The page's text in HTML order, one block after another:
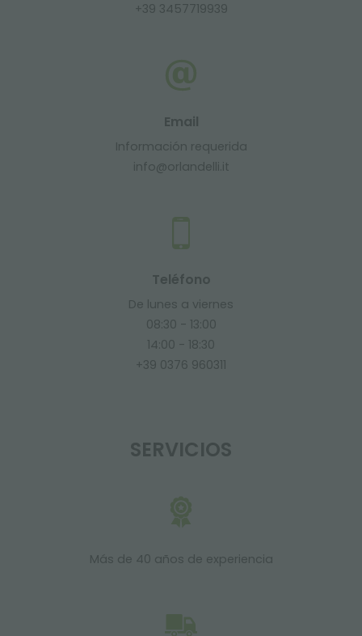
+39 3457719939
Email
Información requerida
info@orlandelli.it
Teléfono
De lunes a viernes
08:30 - 13:00
14:00 - 18:30
+39 0376 960311
SERVICIOS
Más de 40 años de experiencia